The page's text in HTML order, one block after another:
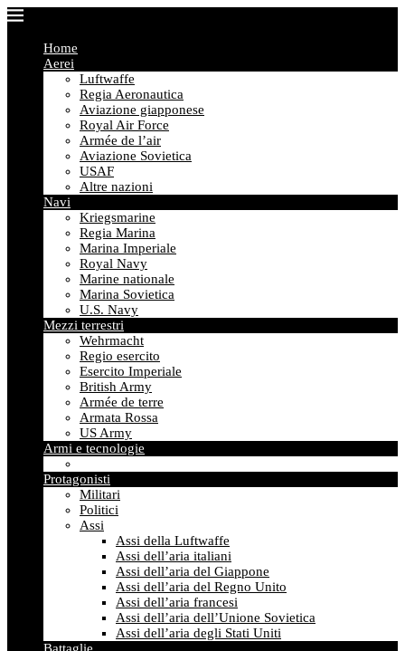
Home
Aerei
Luftwaffe
Regia Aeronautica
Aviazione giapponese
Royal Air Force
Armée de l’air
Aviazione Sovietica
USAF
Altre nazioni
Navi
Kriegsmarine
Regia Marina
Marina Imperiale
Royal Navy
Marine nationale
Marina Sovietica
U.S. Navy
Mezzi terrestri
Wehrmacht
Regio esercito
Esercito Imperiale
British Army
Armée de terre
Armata Rossa
US Army
Armi e tecnologie
Protagonisti
Militari
Politici
Assi
Assi della Luftwaffe
Assi dell’aria italiani
Assi dell’aria del Giappone
Assi dell’aria del Regno Unito
Assi dell’aria francesi
Assi dell’aria dell’Unione Sovietica
Assi dell’aria degli Stati Uniti